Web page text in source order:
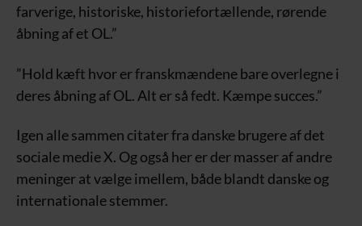
farverige, historiske, historiefortællende, rørende
åbning af et OL.”
”Hold kæft hvor er franskmændene bare overlegne i
deres åbning af OL. Alt er så fedt. Kæmpe succes.”
Igen alle sammen citater fra danske brugere af det
sociale medie X. Og også her er der masser af andre
meninger at vælge imellem, både blandt danske og
internationale stemmer.